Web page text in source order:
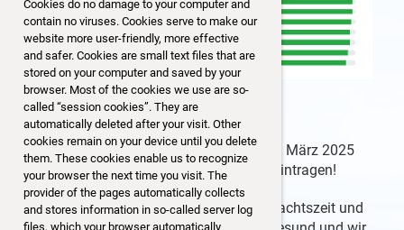
Cookies do no damage to your computer and
contain no viruses. Cookies serve to make our
website more user-friendly, more effective
and safer. Cookies are small text files that are
stored on your computer and saved by your
browser. Most of the cookies we use are so-
called “session cookies”. They are
automatically deleted after your visit. Other
cookies remain on your device until you delete
them. These cookies enable us to recognize
your browser the next time you visit. The
provider of the pages automatically collects
and stores information in so-called server log
files, which your browser automatically
Das nächste Turnier findet dann am 29. März 2025
statt. Bitte schon mal in eurer Agenda eintragen!
Wir wünschen allen eine schöne Weihnachtszeit und